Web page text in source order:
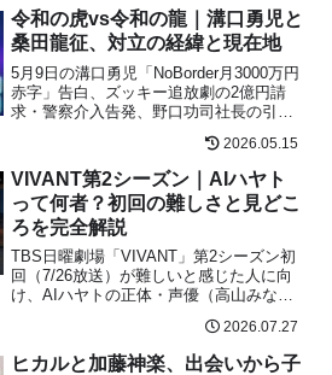
令和の虎vs令和の龍｜溝口勇児と
桑田龍征、対立の経緯と現在地
5月9日の溝口勇児「NoBorder月3000万円
赤字」告白、ズッキー追放劇の2億円請
求・警察介入告発、野口功司社長の引退
vs令和の龍を取り巻く激震を最新整理。
2026.05.15
VIVANT第2シーズン｜AIハヤト
って何者？初回の難しさと見どこ
ろを完全解説
TBS日曜劇場「VIVANT」第2シーズン初
回（7/26放送）が難しいと感じた人に向
け、AIハヤトの正体・声優（高山みな
を丁寧に解説。第1シーズンの振り返り方
も紹介。
2026.07.27
ヒカルと加藤神楽、出会いから子